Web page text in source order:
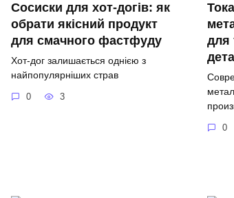
Сосиски для хот-догів: як
обрати якісний продукт
для смачного фастфуду
Хот-дог залишається однією з
найпопулярніших страв
0 3
для
0